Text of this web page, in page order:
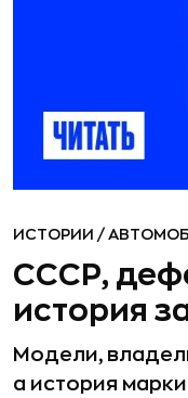
ИСТОРИИ /
СССР,
история
Модели,
а история